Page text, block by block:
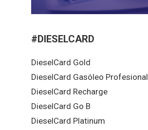
#DIESELCARD
DieselCard Gold
DieselCard Gasóleo Profesional
DieselCard Recharge
DieselCard Go B
DieselCard Platinum